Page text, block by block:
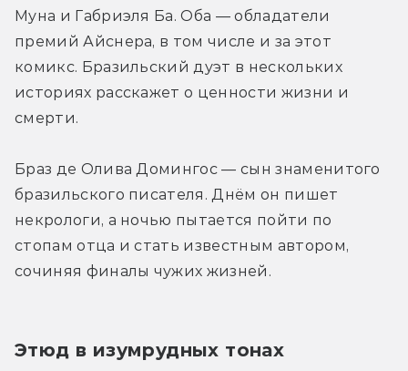
Муна и Габриэля Ба. Оба — обладатели
премий Айснера, в том числе и за этот
комикс. Бразильский дуэт в нескольких
историях расскажет о ценности жизни и
смерти.
Браз де Олива Домингос — сын знаменитого
бразильского писателя. Днём он пишет
некрологи, а ночью пытается пойти по
стопам отца и стать известным автором,
сочиняя финалы чужих жизней.
Этюд в изумрудных тонах